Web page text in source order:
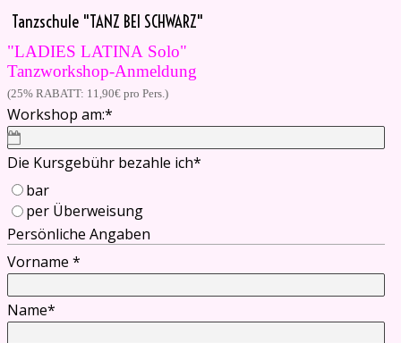
Tanzschule "TANZ BEI SCHWARZ"
"LADIES LATINA Solo"
Tanzworkshop-Anmeldung
(25% RABATT: 11,90€ pro Pers.)
Workshop am:*
Die Kursgebühr bezahle ich*
bar
per Überweisung
Persönliche Angaben
Vorname *
Name*